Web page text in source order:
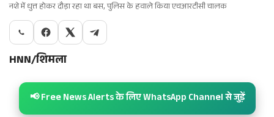
नशे में धुत्त होकर दौड़ा रहा था बस, पुलिस के हवाले किया एचआरटीसी चालक
HNN/शिमला
📢 Free News Alerts के लिए WhatsApp Channel से जुड़ें